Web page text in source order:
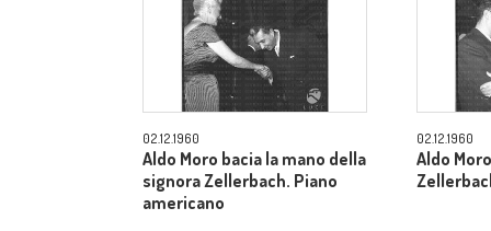
02.12.1960
Aldo Moro bacia la mano della
signora Zellerbach. Piano
americano
02.12.1960
Aldo